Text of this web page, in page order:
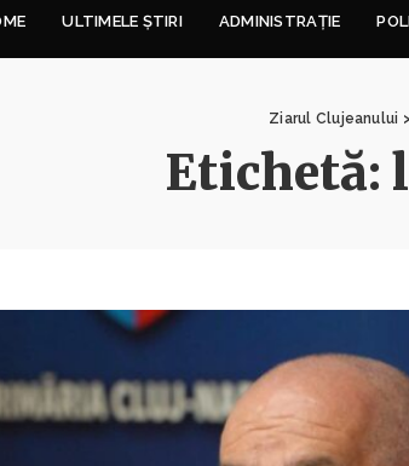
ULTIMELE ȘTIRI ADMINISTRAȚIE
Ziarul Clujeanului
Etichetă: